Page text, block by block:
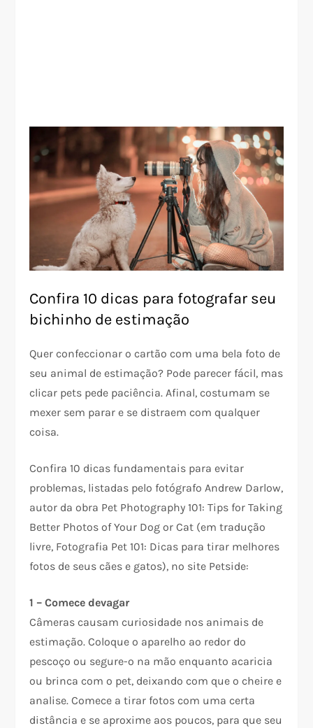
Confira 10 dicas para fotografar seu
bichinho de estimação
Quer confeccionar o cartão com uma bela foto de
seu animal de estimação? Pode parecer fácil, mas
clicar pets pede paciência. Afinal, costumam se
mexer sem parar e se distraem com qualquer
coisa.
Confira 10 dicas fundamentais para evitar
problemas, listadas pelo fotógrafo Andrew Darlow,
autor da obra Pet Photography 101: Tips for Taking
Better Photos of Your Dog or Cat (em tradução
livre, Fotografia Pet 101: Dicas para tirar melhores
fotos de seus cães e gatos), no site Petside:
1 – Comece devagar
Câmeras causam curiosidade nos animais de
estimação. Coloque o aparelho ao redor do
pescoço ou segure-o na mão enquanto acaricia
ou brinca com o pet, deixando com que o cheire e
analise. Comece a tirar fotos com uma certa
distância e se aproxime aos poucos, para que seu